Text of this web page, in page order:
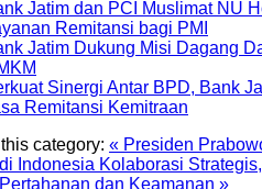
Dan Investasi
23 Juli 2026. PT Bank
Jatim dan PCI Muslimat NU
Remitansi bagi PMI
Jatim Dukung Misi Dagang
Sinergi Antar BPD, Bank
Remitansi Kemitraan
category: « Presiden
Indonesia Kolaborasi
dan Keamanan »